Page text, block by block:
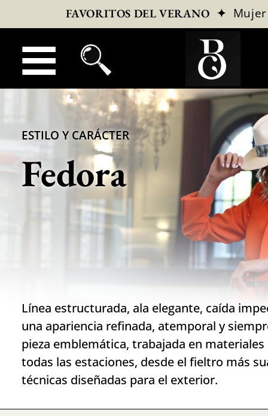
FAVORITOS DEL VERANO ✦ Mujer
ESTILO Y CARÁCTER
Fedora
Línea estructurada, ala elegante, caída
una apariencia refinada, atemporal y
pieza emblemática, trabajada en
todas las estaciones, desde el fieltro más
técnicas diseñadas para el exterior.